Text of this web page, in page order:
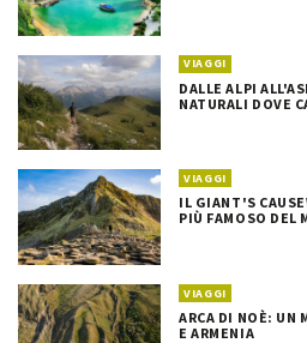
VIAGGI
DALLE ALPI
NATURALI DOVE
VIAGGI
IL GIANT'S
PIÙ FAMOSO DEL
VIAGGI
ARCA DI NOÈ: UN
E ARMENIA